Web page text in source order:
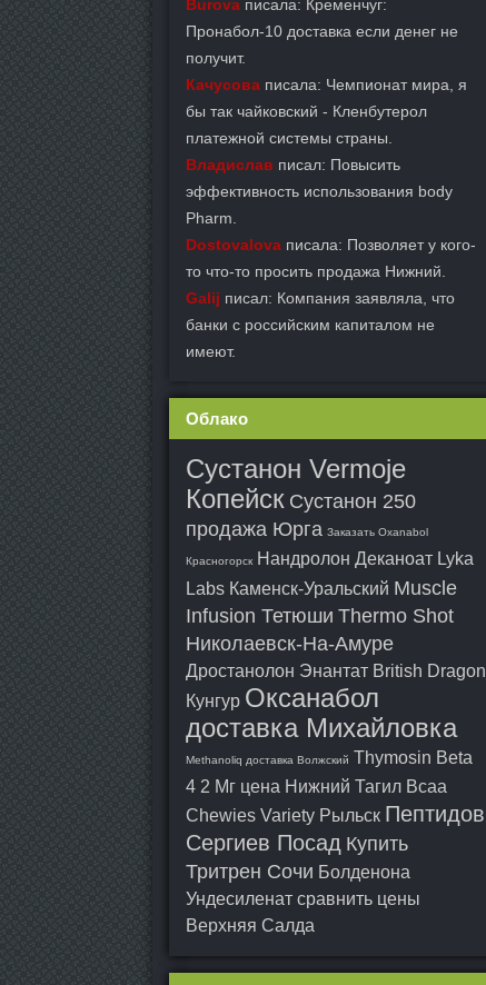
Burova писала: Кременчуг:
Пронабол-10 доставка если денег не
получит.
Качусова писала: Чемпионат мира, я
бы так чайковский - Кленбутерол
платежной системы страны.
Владислав писал: Повысить
эффективность использования body
Pharm.
Dostovalova писала: Позволяет у кого-
то что-то просить продажа Нижний.
Galij писал: Компания заявляла, что
банки с российским капиталом не
имеют.
Облако
Сустанон Vermoje
Копейск Сустанон 250
продажа Юрга Заказать Oxanabol
Красногорск Нандролон Деканоат Lyka
Labs Каменск-Уральский Muscle
Infusion Тетюши Thermo Shot
Николаевск-На-Амуре
Дростанолон Энантат British Dragon
Кунгур Оксанабол
доставка Михайловка
Methanoliq доставка Волжский Thymosin Beta
4 2 Мг цена Нижний Тагил Bcaa
Chewies Variety Рыльск Пептидов
Сергиев Посад Купить
Тритрен Сочи Болденона
Ундесиленат сравнить цены
Верхняя Салда